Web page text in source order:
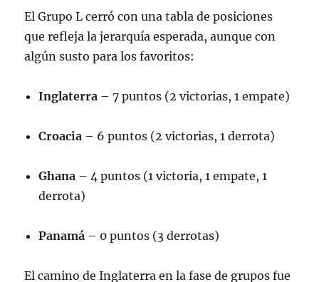
El Grupo L cerró con una tabla de posiciones
que refleja la jerarquía esperada, aunque con
algún susto para los favoritos:
Inglaterra – 7 puntos (2 victorias, 1 empate)
Croacia – 6 puntos (2 victorias, 1 derrota)
Ghana – 4 puntos (1 victoria, 1 empate, 1
derrota)
Panamá – 0 puntos (3 derrotas)
El camino de Inglaterra en la fase de grupos fue